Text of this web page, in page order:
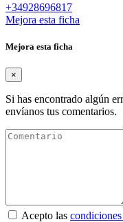
+34928696817
Mejora esta ficha
Mejora esta ficha
×
Si has encontrado algún
envíanos tus comentarios.
Acepto las